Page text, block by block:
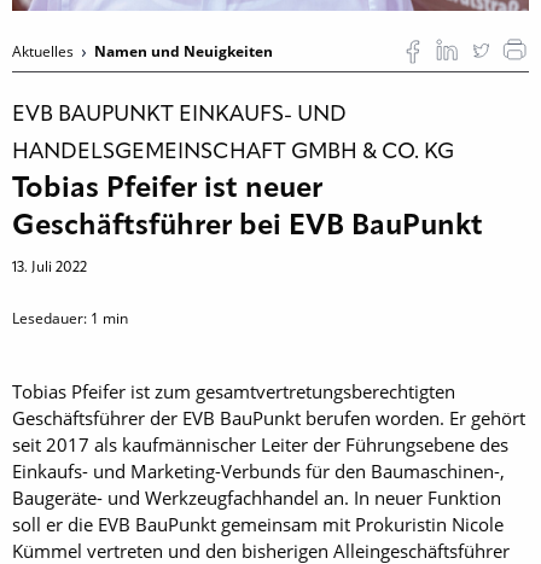
Aktuelles Namen und Neuigkeiten
EVB BAUPUNKT EINKAUFS- UND
HANDELSGEMEINSCHAFT GMBH & CO. KG
Tobias Pfeifer ist neuer
Geschäftsführer bei EVB BauPunkt
13. Juli 2022
Lesedauer: 1 min
Tobias Pfeifer ist zum gesamtvertretungsberechtigten
Geschäftsführer der EVB BauPunkt berufen worden. Er gehört
seit 2017 als kaufmännischer Leiter der Führungsebene des
Einkaufs- und Marketing-Verbunds für den Baumaschinen-,
Baugeräte- und Werkzeugfachhandel an. In neuer Funktion
soll er die EVB BauPunkt gemeinsam mit Prokuristin Nicole
Kümmel vertreten und den bisherigen Alleingeschäftsführer